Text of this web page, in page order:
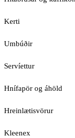
Kerti
Umbúðir
Servíettur
Hnífapör og áhöld
Hreinlætisvörur
Kleenex